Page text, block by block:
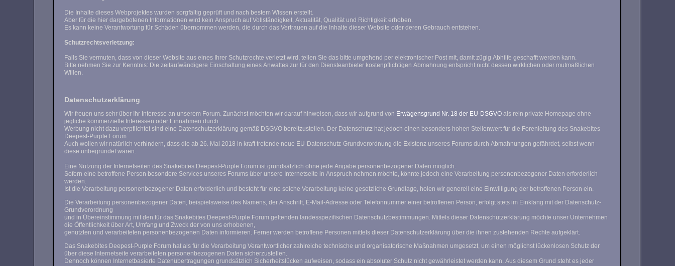
Die Inhalte dieses Webprojektes wurden sorgfältig geprüft und nach bestem Wissen erstellt.
Aber für die hier dargebotenen Informationen wird kein Anspruch auf Vollständigkeit, Aktualität, Qualität und Richtigkeit erhoben.
Es kann keine Verantwortung für Schäden übernommen werden, die durch das Vertrauen auf die Inhalte dieser Website oder deren Gebrauch entstehen.
Schutzrechtsverletzung:
Falls Sie vermuten, dass von dieser Website aus eines Ihrer Schutzrechte verletzt wird, teilen Sie das bitte umgehend per elektronischer Post mit, damit zügig Abhilfe geschafft werden kann.
Bitte nehmen Sie zur Kenntnis: Die zeitaufwändigere Einschaltung eines Anwaltes zur für den Diensteanbieter kostenpflichtigen Abmahnung entspricht nicht dessen wirklichen oder mutmaßlichen
Willen.
Datenschutzerklärung
Wir freuen uns sehr über Ihr Interesse an unserem Forum. Zunächst möchten wir darauf hinweisen, dass wir aufgrund von Erwägensgrund Nr. 18 der EU-DSGVO als rein private Homepage ohne
jegliche kommerzielle Interessen oder Einnahmen durch
Werbung nicht dazu verpflichtet sind eine Datenschutzerklärung gemäß DSGVO bereitzustellen. Der Datenschutz hat jedoch einen besonders hohen Stellenwert für die Forenleitung des Snakebites
Deepest-Purple Forum.
Auch wollen wir natürlich verhindern, dass die ab 26. Mai 2018 in kraft tretende neue EU-Datenschutz-Grundverordnung die Existenz unseres Forums durch Abmahnungen gefährdet, selbst wenn
diese unbegründet wären.
Eine Nutzung der Internetseiten des Snakebites Deepest-Purple Forum ist grundsätzlich ohne jede Angabe personenbezogener Daten möglich.
Sofern eine betroffene Person besondere Services unseres Forums über unsere Internetseite in Anspruch nehmen möchte, könnte jedoch eine Verarbeitung personenbezogener Daten erforderlich
werden.
Ist die Verarbeitung personenbezogener Daten erforderlich und besteht für eine solche Verarbeitung keine gesetzliche Grundlage, holen wir generell eine Einwilligung der betroffenen Person ein.
Die Verarbeitung personenbezogener Daten, beispielsweise des Namens, der Anschrift, E-Mail-Adresse oder Telefonnummer einer betroffenen Person, erfolgt stets im Einklang mit der Datenschutz-
Grundverordnung
und in Übereinstimmung mit den für das Snakebites Deepest-Purple Forum geltenden landesspezifischen Datenschutzbestimmungen. Mittels dieser Datenschutzerklärung möchte unser Unternehmen
die Öffentlichkeit über Art, Umfang und Zweck der von uns erhobenen,
genutzten und verarbeiteten personenbezogenen Daten informieren. Ferner werden betroffene Personen mittels dieser Datenschutzerklärung über die ihnen zustehenden Rechte aufgeklärt.
Das Snakebites Deepest-Purple Forum hat als für die Verarbeitung Verantwortlicher zahlreiche technische und organisatorische Maßnahmen umgesetzt, um einen möglichst lückenlosen Schutz der
über diese Internetseite verarbeiteten personenbezogenen Daten sicherzustellen.
Dennoch können Internetbasierte Datenübertragungen grundsätzlich Sicherheitslücken aufweisen, sodass ein absoluter Schutz nicht gewährleistet werden kann. Aus diesem Grund steht es jeder